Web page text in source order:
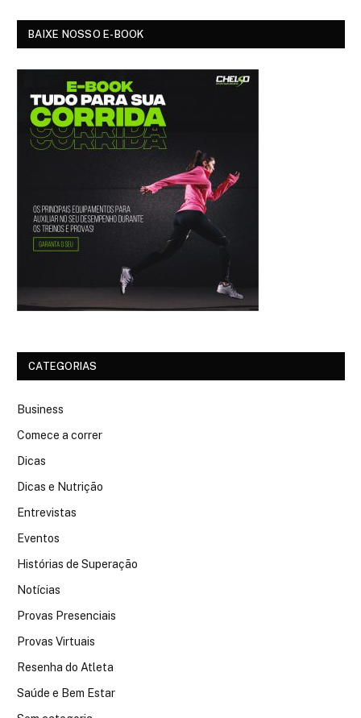
BAIXE NOSSO E-BOOK
CATEGORIAS
Business
Comece a correr
Dicas
Dicas e Nutrição
Entrevistas
Eventos
Histórias de Superação
Notícias
Provas Presenciais
Provas Virtuais
Resenha do Atleta
Saúde e Bem Estar